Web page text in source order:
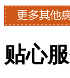
贴心